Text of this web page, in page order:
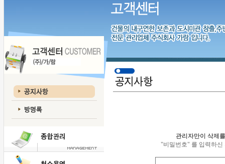
관리자만이 삭제
"비밀번호" 를 입력하신